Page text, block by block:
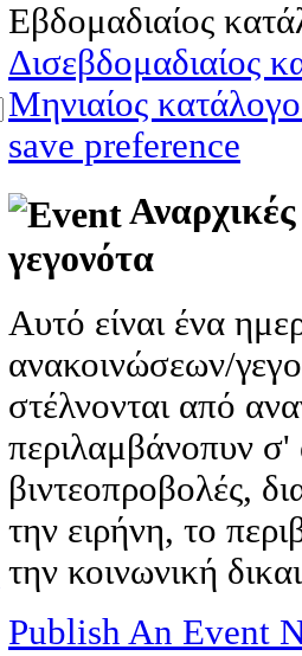
Εβδομαδιαίος
Δισεβδομαδιαίος
Μηνιαίος
save preference
γεγονότα
Αυτό είναι ένα
ανακοινώσεων/
στέλνονται από
περιλαμβάνοπυν σ'
βιντεοπροβολές,
την ειρήνη, το
την κοινωνική
Publish An Event